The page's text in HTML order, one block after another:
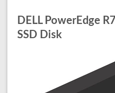
DELL PowerEdge
SSD Disk